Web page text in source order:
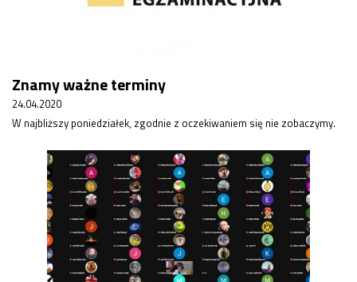
Znamy ważne terminy
24.04.2020
W najbliższy poniedziałek, zgodnie z oczekiwaniem się nie zobaczymy.